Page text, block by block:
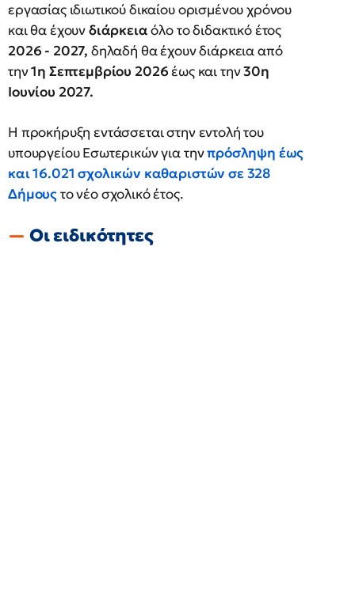
εργασίας ιδιωτικού δικαίου ορισμένου χρόνου
και θα έχουνδιάρκειαόλο το διδακτικό έτος
2026 - 2027, δηλαδή θα έχουν διάρκεια από
την1η Σεπτεμβρίου 2026έως και την30η
Ιουνίου 2027.
Η προκήρυξη εντάσσεται στην εντολή του
υπουργείου Εσωτερικών για τηνπρόσληψη έως
και16.021 σχολικών καθαριστών σε328
Δήμουςτο νέο σχολικό έτος.
Οι ειδικότητες